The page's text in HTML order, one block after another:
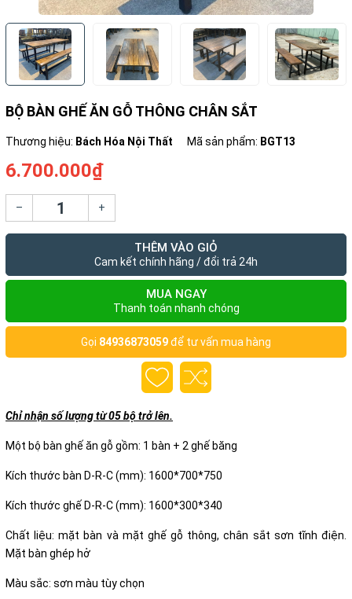
BỘ BÀN GHẾ ĂN GỖ THÔNG CHÂN SẮT
Thương hiệu: Bách Hóa Nội Thất Mã sản phẩm: BGT13
6.700.000₫
– +
THÊM VÀO GIỎ
Cam kết chính hãng / đổi trả 24h
MUA NGAY
Thanh toán nhanh chóng
Gọi 84936873059để tư vấn mua hàng
Chỉ nhận số lượng từ 05 bộ trở lên.
Một bộ bàn ghế ăn gỗ gồm: 1 bàn + 2 ghế băng
Kích thước bàn D-R-C (mm): 1600*700*750
Kích thước ghế D-R-C (mm): 1600*300*340
Chất liệu: mặt bàn và mặt ghế gỗ thông, chân sắt sơn tĩnh điện.
Mặt bàn ghép hở
Màu sắc: sơn màu tùy chọn